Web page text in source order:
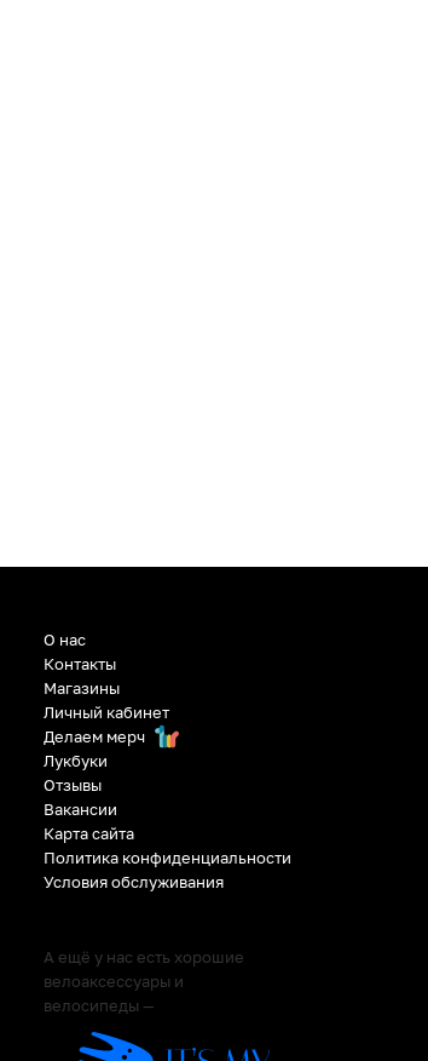
О нас
Контакты
Магазины
Личный кабинет
Делаем мерч
Лукбуки
Отзывы
Вакансии
Карта сайта
Политика конфиденциальности
Условия обслуживания
А ещё у нас есть хорошие
велоаксессуары и
велосипеды —